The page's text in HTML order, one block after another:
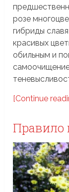
розе
гибриды
красивых
обильным и
[Continue
Правило